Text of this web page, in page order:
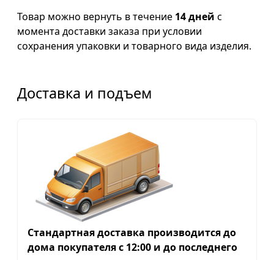
Товар можно вернуть в течение 14 дней с
момента доставки заказа при условии
сохранения упаковки и товарного вида изделия.
Доставка и подъем
Стандартная доставка производится до
дома покупателя с 12:00 и до последнего